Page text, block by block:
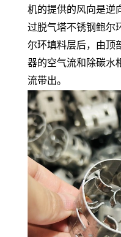
机的提供的风向是逆
过脱气塔不锈钢鲍尔
尔环填料层后，由顶
器的空气流和除碳水
流带出。